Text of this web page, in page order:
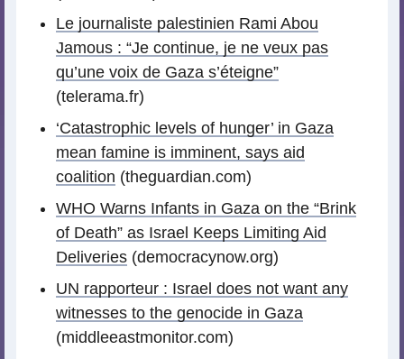
Le journaliste palestinien Rami Abou
Jamous : “Je continue, je ne veux pas
qu’une voix de Gaza s’éteigne”
(telerama.fr)
‘Catastrophic levels of hunger’ in Gaza
mean famine is imminent, says aid
coalition (theguardian.com)
WHO Warns Infants in Gaza on the “Brink
of Death” as Israel Keeps Limiting Aid
Deliveries (democracynow.org)
UN rapporteur : Israel does not want any
witnesses to the genocide in Gaza
(middleeastmonitor.com)